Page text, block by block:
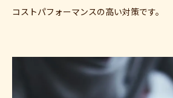
コストパフォーマンスの高い対策です。